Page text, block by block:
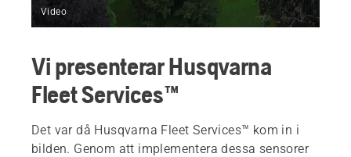
Video
Vi presenterar Husqvarna
Fleet Services™
Det var då Husqvarna Fleet Services™ kom in i
bilden. Genom att implementera dessa sensorer